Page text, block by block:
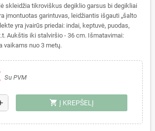
skleidžia tikroviškus degiklio garsus bi degikliai
įmontuotas garintuvas, leidžiantis išgauti „šalto
yra įvairūs priedai: indai, keptuvė, puodas,
Aukštis iki stalviršio - 36 cm. Išmatavimai:
vaikams nuo 3 metų.
Su PVM
shopping_cart Į KREPŠELĮ